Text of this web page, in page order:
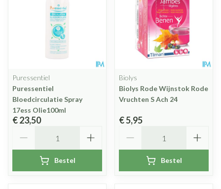
Puressentiel
Puressentiel
Bloedcirculatie Spray
17ess Olie100ml
€ 23,50
Bestel
Biolys
Biolys Rode Wijnstok Rode
Vruchten S Ach 24
€ 5,95
Bestel